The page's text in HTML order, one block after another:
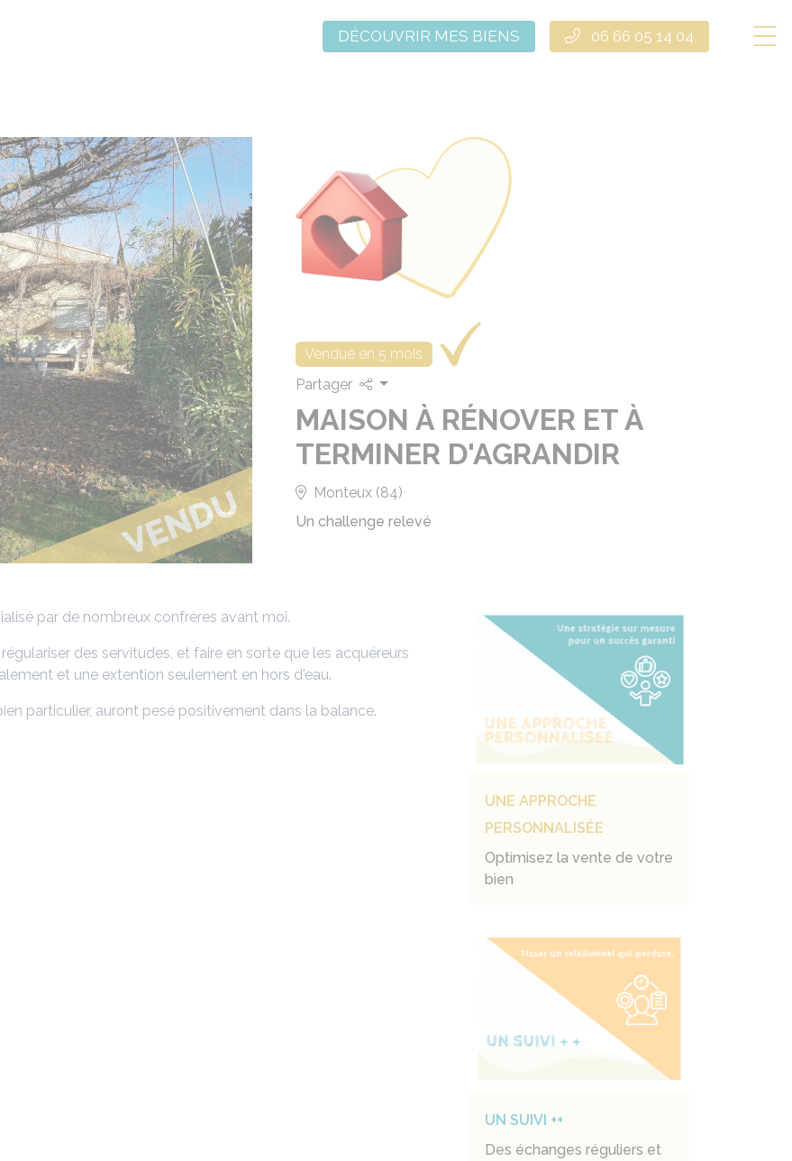
DÉCOUVRIR MES BIENS 06 66 05 14 04
Vendue en 5 mois
Partager
MAISON À RÉNOVER ET À
TERMINER D'AGRANDIR
Monteux (84)
Un challenge relevé
par de nombreux confrères avant moi.
des servitudes, et faire en sorte que les acquéreurs
et une extention seulement en hors d'eau.
particulier, auront pesé positivement dans la balance.
UNE APPROCHE
PERSONNALISÉE
Optimisez la vente de votre
bien
UN SUIVI ++
Des échanges réguliers et